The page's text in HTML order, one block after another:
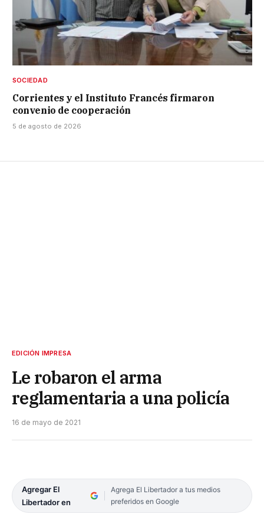
SOCIEDAD
Corrientes y el Instituto Francés firmaron
convenio de cooperación
5 de agosto de 2026
EDICIÓN IMPRESA
Le robaron el arma
reglamentaria a una policía
16 de mayo de 2021
Agregar El
Libertador en
Agrega El Libertador a tus medios
preferidos en Google